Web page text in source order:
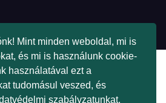
Mint minden weboldal, mi is
és mi is használunk cookie-
használatával ezt a
tudomásul veszed, és
szabályzatunkat.